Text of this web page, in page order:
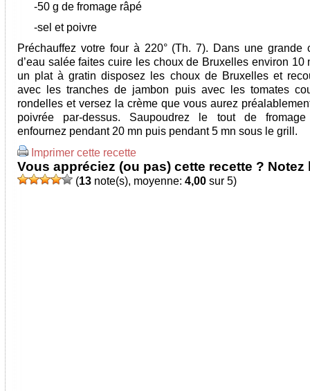
-50 g de fromage râpé
-sel et poivre
Préchauffez votre four à 220° (Th. 7). Dans une grande
d’eau salée faites cuire les choux de Bruxelles environ 10
un plat à gratin disposez les choux de Bruxelles et
avec les tranches de jambon puis avec les tomates
rondelles et versez la crème que vous aurez
poivrée par-dessus. Saupoudrez le tout de
enfournez pendant 20 mn puis pendant 5 mn sous le grill.
Imprimer cette recette
Vous appréciez (ou pas) cette recette ? Notez
(13 note(s), moyenne: 4,00 sur 5)